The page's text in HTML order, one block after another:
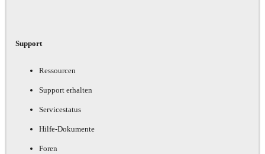
Support
Ressourcen
Support erhalten
Servicestatus
Hilfe-Dokumente
Foren